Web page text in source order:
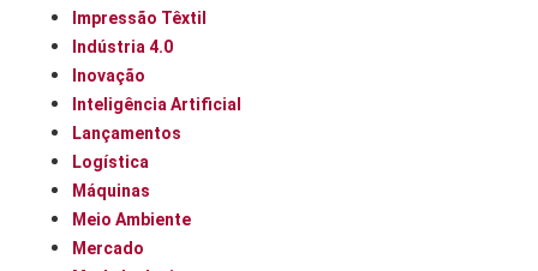
Impressão Têxtil
Indústria 4.0
Inovação
Inteligência Artificial
Lançamentos
Logística
Máquinas
Meio Ambiente
Mercado